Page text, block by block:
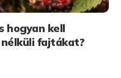
hogyan kell
fajtákat?